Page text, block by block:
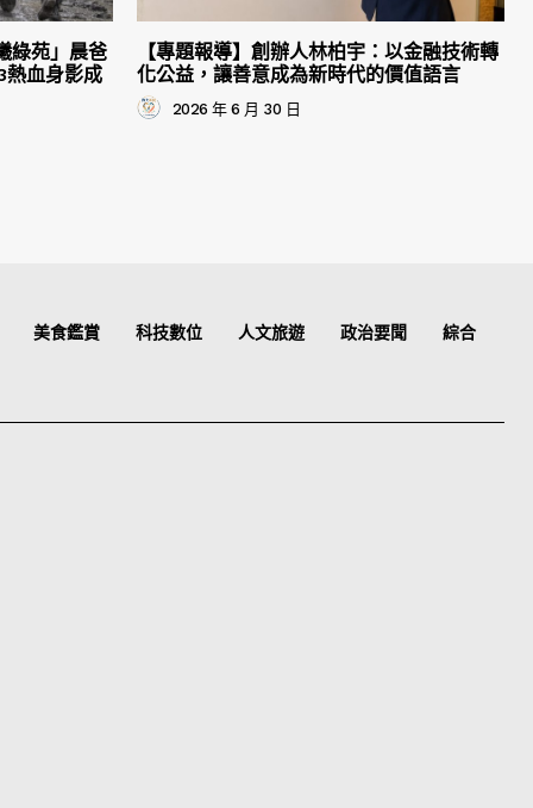
綠苑」晨爸
熱血身影成
【專題報導】創辦人林柏宇：以金融技術轉
化公益，讓善意成為新時代的價值語言
2026 年 6 月 30 日
美食鑑賞 科技數位 人文旅遊 政治要聞 綜合